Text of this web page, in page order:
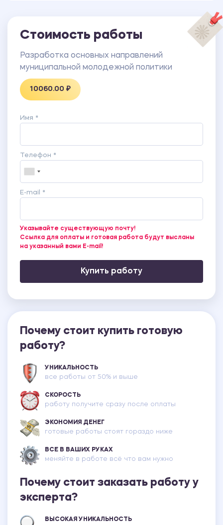
Стоимость работы
Разработка основных направлений
муниципальной молодежной политики
10060.00 ₽
Имя *
Телефон *
E-mail *
Указывайте существующую почту!
Ссылка для оплаты и готовая работа будут высланы
на указанный вами E-mail!
Купить работу
Почему стоит купить готовую
работу?
УНИКАЛЬНОСТЬ
все работы от 50% и выше
СКОРОСТЬ
работу получите сразу после оплаты
ЭКОНОМИЯ ДЕНЕГ
готовые работы стоят гораздо ниже
ВСЕ В ВАШИХ РУКАХ
меняйте в работе всё что вам нужно
Почему стоит заказать работу у
эксперта?
ВЫСОКАЯ УНИКАЛЬНОСТЬ